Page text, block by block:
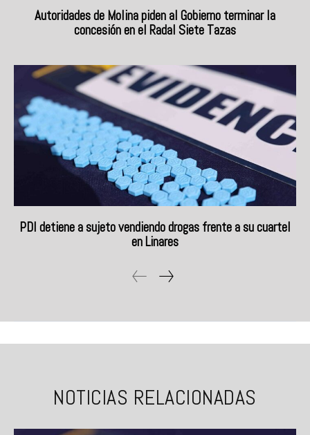
Autoridades de Molina piden al Gobierno terminar la
concesión en el Radal Siete Tazas
PDI detiene a sujeto vendiendo drogas frente a su cuartel
en Linares
NOTICIAS RELACIONADAS